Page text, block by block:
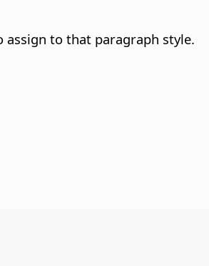
to that paragraph style.